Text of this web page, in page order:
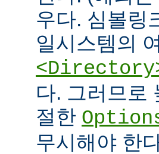
우다. 심볼링
일시스템의
다. 그러므로
절한
무시해야 한